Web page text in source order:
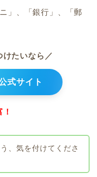
」、「銀行」、「郵
けたいなら／
式サイト
、気を付けてくださ